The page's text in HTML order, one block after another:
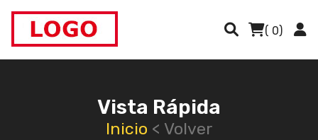
( 0)
Vista Rápida
Inicio < Volver